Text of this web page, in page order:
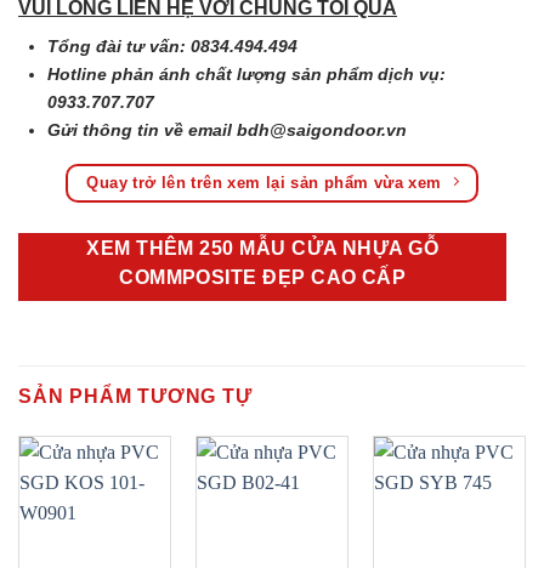
VUI LÒNG LIÊN HỆ VỚI CHÚNG TÔI QUA
Tổng đài tư vấn: 0834.494.494
Hotline phản ánh chất lượng sản phẩm dịch vụ:
0933.707.707
Gửi thông tin về emailbdh@saigondoor.vn
Quay trở lên trên xem lại sản phẩm vừa xem
XEM THÊM 250 MẪU CỬA NHỰA GỖ
COMMPOSITE ĐẸP CAO CẤP
SẢN PHẨM TƯƠNG TỰ